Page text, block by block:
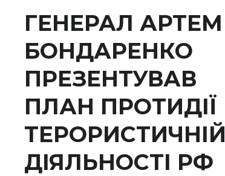
ГЕНЕРАЛ АРТЕМ
БОНДАРЕНКО
ПРЕЗЕНТУВАВ
ПЛАН ПРОТИДІЇ
ТЕРОРИСТИЧНІЙ
ДІЯЛЬНОСТІ РФ